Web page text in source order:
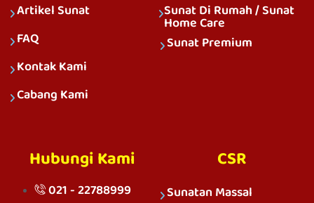
Artikel Sunat
FAQ
Kontak Kami
Cabang Kami
Sunat Di Rumah / Sunat
Home Care
Sunat Premium
Hubungi Kami
021 - 22788999
CSR
Sunatan Massal